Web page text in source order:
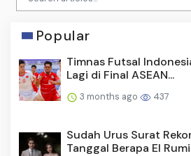
Popular
Timnas Futsal
Lagi di Final ASEAN...
3 months ago 437
Sudah Urus Surat
Tanggal Berapa El Rumi